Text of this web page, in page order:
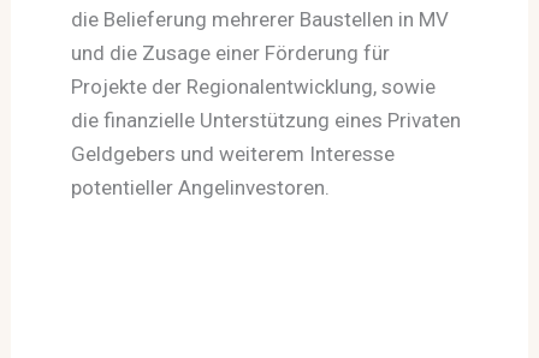
die Belieferung mehrerer Baustellen in MV
und die Zusage einer Förderung für
Projekte der Regionalentwicklung, sowie
die finanzielle Unterstützung eines Privaten
Geldgebers und weiterem Interesse
potentieller Angelinvestoren.